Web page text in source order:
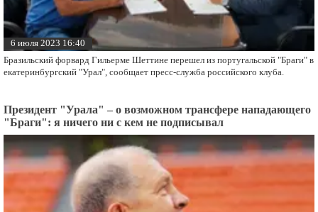
6 июля 2023 16:40
Бразильский форвард Гильерме Шеттине перешел из португальской "Браги" в
екатеринбургский "Урал", сообщает пресс-служба российского клуба.
Президент "Урала" – о возможном трансфере нападающего
"Браги": я ничего ни с кем не подписывал